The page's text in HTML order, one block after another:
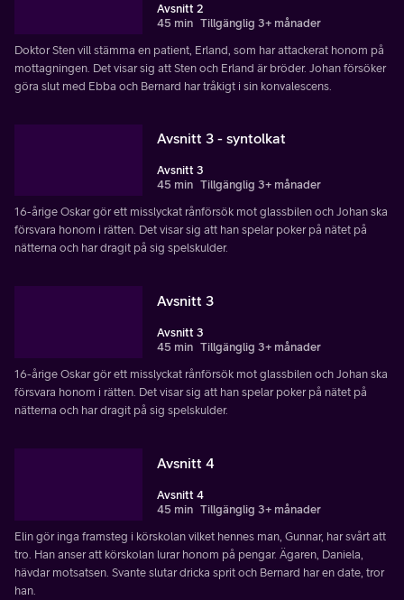
Avsnitt 2
45 min Tillgänglig 3+ månader
Doktor Sten vill stämma en patient, Erland, som har attackerat honom på
mottagningen. Det visar sig att Sten och Erland är bröder. Johan försöker
göra slut med Ebba och Bernard har tråkigt i sin konvalescens.
Avsnitt 3 - syntolkat
Avsnitt 3
45 min Tillgänglig 3+ månader
16-årige Oskar gör ett misslyckat rånförsök mot glassbilen och Johan ska
försvara honom i rätten. Det visar sig att han spelar poker på nätet på
nätterna och har dragit på sig spelskulder.
Avsnitt 3
Avsnitt 3
45 min Tillgänglig 3+ månader
16-årige Oskar gör ett misslyckat rånförsök mot glassbilen och Johan ska
försvara honom i rätten. Det visar sig att han spelar poker på nätet på
nätterna och har dragit på sig spelskulder.
Avsnitt 4
Avsnitt 4
45 min Tillgänglig 3+ månader
Elin gör inga framsteg i körskolan vilket hennes man, Gunnar, har svårt att
tro. Han anser att körskolan lurar honom på pengar. Ägaren, Daniela,
hävdar motsatsen. Svante slutar dricka sprit och Bernard har en date, tror
han.